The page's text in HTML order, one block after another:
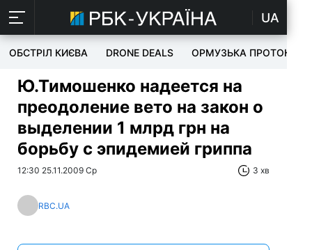
UA
ОБСТРІЛ КИЄВА DRONE DEALS ОРМУЗЬКА ПРОТОКА
Ю.Тимошенко надеется на
преодоление вето на закон о
выделении 1 млрд грн на
борьбу с эпидемией гриппа
12:30 25.11.2009 Ср 3 хв
RBC.UA